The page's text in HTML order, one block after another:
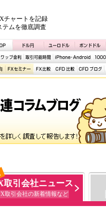
チャートを記録
テムを徹底調査
取引会社ニュース
取引会社の新着情報など